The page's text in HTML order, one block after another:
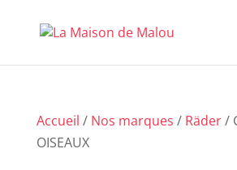
Accueil / Nos marques / Räder/
OISEAUX